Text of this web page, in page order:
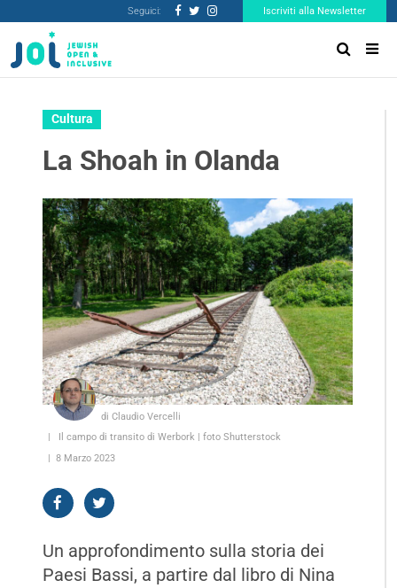
Seguici: Iscriviti alla Newsletter
Cultura
La Shoah in Olanda
di Claudio Vercelli
Il campo di transito di Werbork | foto Shutterstock
8 Marzo 2023
Un approfondimento sulla storia dei
Paesi Bassi, a partire dal libro di Nina